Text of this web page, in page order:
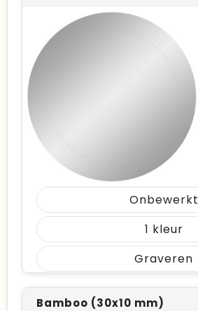
Onbewerkt
1
Graveren
Bamboo (30x10 mm)